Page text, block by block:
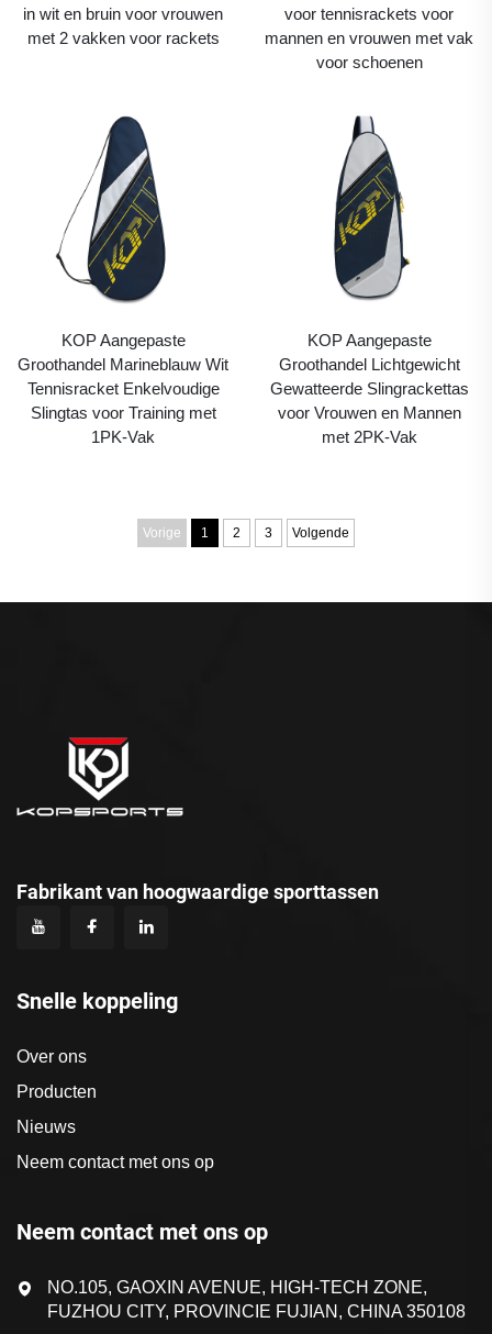
in wit en bruin voor vrouwen
met 2 vakken voor rackets
voor tennisrackets voor
mannen en vrouwen met vak
voor schoenen
KOP Aangepaste
Groothandel Marineblauw Wit
Tennisracket Enkelvoudige
Slingtas voor Training met
1PK-Vak
KOP Aangepaste
Groothandel Lichtgewicht
Gewatteerde Slingrackettas
voor Vrouwen en Mannen
met 2PK-Vak
Vorige 1 2 3 Volgende
Fabrikant van hoogwaardige sporttassen
Snelle koppeling
Over ons
Producten
Nieuws
Neem contact met ons op
Neem contact met ons op
NO.105, GAOXIN AVENUE, HIGH-TECH ZONE,
FUZHOU CITY, PROVINCIE FUJIAN, CHINA 350108